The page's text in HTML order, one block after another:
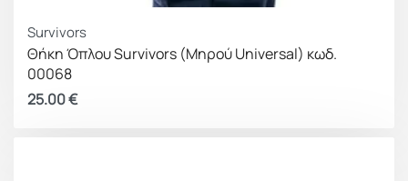
Survivors
Θήκη Όπλου Survivors (Μηρού Universal) κωδ.
00068
25.00€